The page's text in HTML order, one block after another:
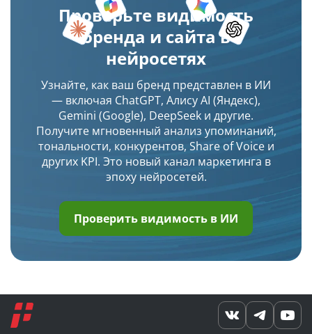
Проверьте видимость
бренда и сайта в
нейросетях
Узнайте, как ваш бренд представлен в ИИ
— включая ChatGPT, Алису AI (Яндекс),
Gemini (Google), DeepSeek и другие.
Получите мгновенный анализ упоминаний,
тональности, конкурентов, Share of Voice и
других KPI. Это новый канал маркетинга в
эпоху нейросетей.
Проверить видимость в ИИ